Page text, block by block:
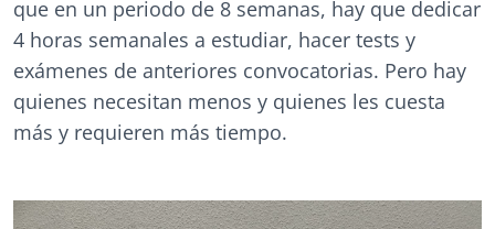
que en un periodo de 8 semanas, hay que dedicar
4 horas semanales a estudiar, hacer tests y
exámenes de anteriores convocatorias. Pero hay
quienes necesitan menos y quienes les cuesta
más y requieren más tiempo.